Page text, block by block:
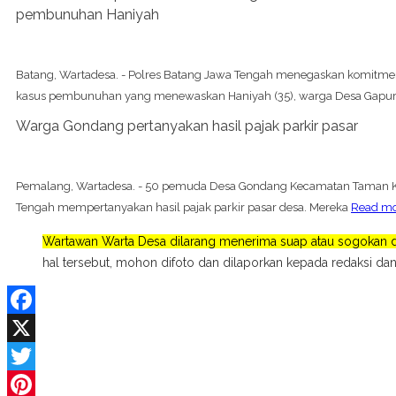
pembunuhan Haniyah
Batang, Wartadesa. - Polres Batang Jawa Tengah menegaskan
kasus pembunuhan yang menewaskan Haniyah (35), warga Desa
Warga Gondang pertanyakan hasil pajak parkir pasar
Pemalang, Wartadesa. - 50 pemuda Desa Gondang Kecamatan Taman
Tengah mempertanyakan hasil pajak parkir pasar desa. Mereka Read
Wartawan Warta Desa dilarang menerima suap atau
hal tersebut, mohon difoto dan dilaporkan kepada redaksi
Facebook
X
Twitter